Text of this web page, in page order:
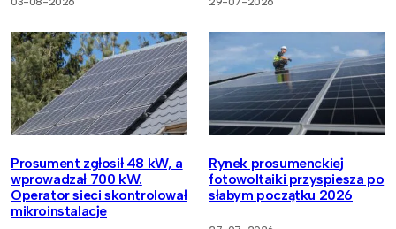
Prosument zgłosił 48 kW, a
wprowadzał 700 kW.
Operator sieci skontrolował
mikroinstalacje
Rynek prosumenckiej
fotowoltaiki przyspiesza po
słabym początku 2026